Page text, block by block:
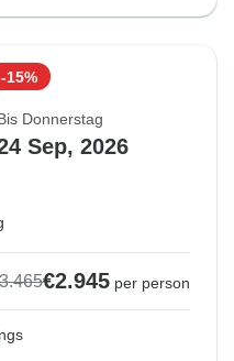
-15%
Donnerstag
Sep, 2026
€2.945 per person